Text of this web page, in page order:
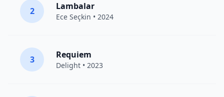
2 Lambalar
Ece Seçkin • 2024
3 Requiem
Delight • 2023